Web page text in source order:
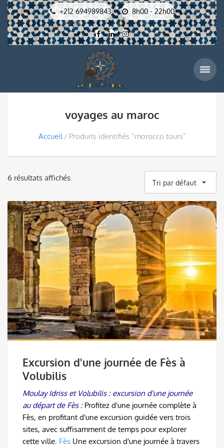
+212 694989843 8h00 - 22h00
voyages au maroc
Accueil Produits identifiés “morocco tours”
6 résultats affichés
Tri par défaut
Excursion d'une journée de Fès à
Volubilis
Moulay Idriss et Volubilis : excursion d'une journée
au départ de Fès : Profitez d'une journée complète à
Fès, en profitant d'une excursion guidée vers trois
sites, avec suffisamment de temps pour explorer
cette ville. Fès Une excursion d'une journée à travers